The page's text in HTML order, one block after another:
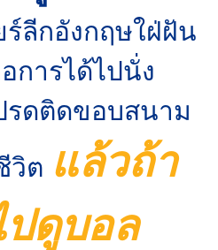
ร์ลีกอังกฤษใฝ่ฝัน
การได้ไปนั่ง
รดติดขอบสนาม
วิต แล้วถ้า
ปดูบอล